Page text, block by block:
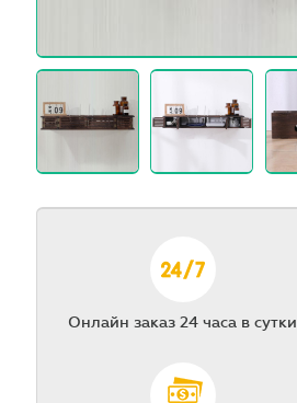
Онлайн заказ 24 часа в сутки